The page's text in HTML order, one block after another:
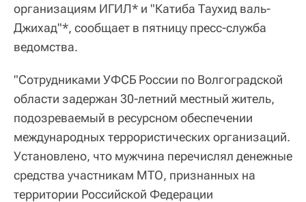
организациям ИГИЛ* и "Катиба Таухид валь-
Джихад"*, сообщает в пятницу пресс-служба
ведомства.
"Сотрудниками УФСБ России по Волгоградской
области задержан 30-летний местный житель,
подозреваемый в ресурсном обеспечении
международных террористических организаций.
Установлено, что мужчина перечислял денежные
средства участникам МТО, признанных на
территории Российской Федерации